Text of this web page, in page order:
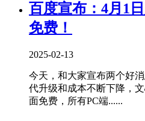
百度宣布：4月1
免费！
2025-02-13
今天，和大家宣布两个好
代升级和成本不断下降，
面免费，所有PC端......